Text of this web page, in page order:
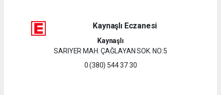
Kaynaşlı Eczanesi
Kaynaşlı
SARIYER MAH. ÇAĞLAYAN SOK. NO:5
0 (380) 544 37 30